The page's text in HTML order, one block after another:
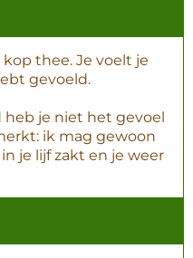
thee. Je voelt je
gevoeld.
je niet het gevoel
ik mag gewoon
je lijf zakt en je weer